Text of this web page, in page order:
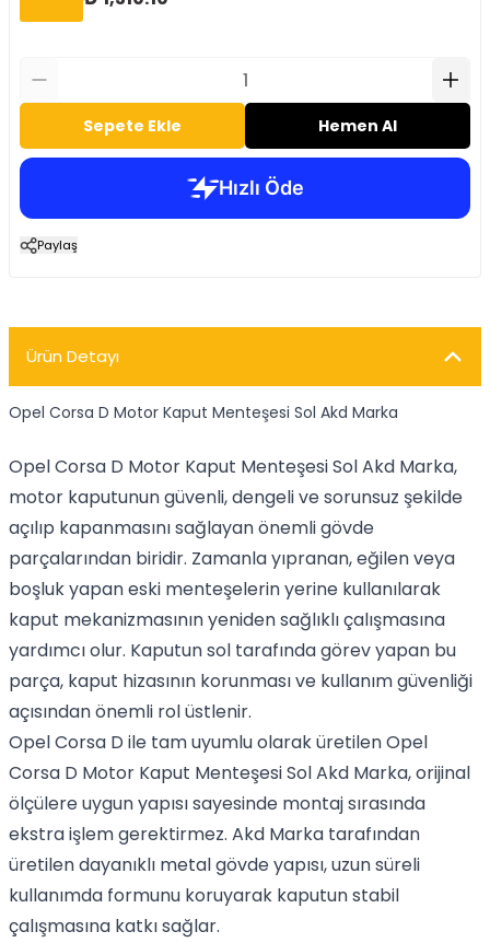
Sepete Ekle Hemen Al
Paylaş
Ürün Detayı
Opel Corsa D Motor Kaput Menteşesi Sol Akd Marka
Opel Corsa D Motor Kaput Menteşesi Sol Akd Marka,
motor kaputunun güvenli, dengeli ve sorunsuz şekilde
açılıp kapanmasını sağlayan önemli gövde
parçalarından biridir. Zamanla yıpranan, eğilen veya
boşluk yapan eski menteşelerin yerine kullanılarak
kaput mekanizmasının yeniden sağlıklı çalışmasına
yardımcı olur. Kaputun sol tarafında görev yapan bu
parça, kaput hizasının korunması ve kullanım güvenliği
açısından önemli rol üstlenir.
Opel Corsa D ile tam uyumlu olarak üretilen Opel
Corsa D Motor Kaput Menteşesi Sol Akd Marka, orijinal
ölçülere uygun yapısı sayesinde montaj sırasında
ekstra işlem gerektirmez. Akd Marka tarafından
üretilen dayanıklı metal gövde yapısı, uzun süreli
kullanımda formunu koruyarak kaputun stabil
çalışmasına katkı sağlar.